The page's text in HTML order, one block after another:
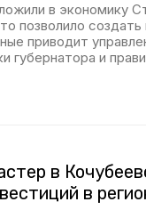
в экономику
позволило создать
приводит
губернатора и
в
в